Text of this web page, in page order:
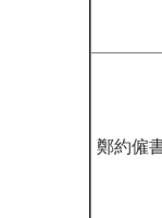
鄭約僱